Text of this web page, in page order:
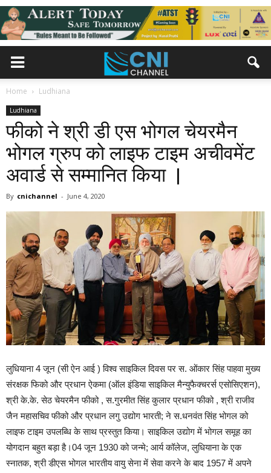
Home Ludhiana
Ludhiana
फीको ने श्री डी एस भोगल चेयरमैन
भोगल ग्रुप को लाइफ टाइम अचीवमेंट
अवार्ड से सम्मानित किया |
By cnichannel - June 4, 2020
लुधियाना 4 जून (सी ऐन आई ) विश्व साइकिल दिवस पर स. ओंकार सिंह पाहवा मुख्य
संरक्षक फिको और प्रधान ऐकमा (ऑल इंडिया साइकिल मैन्युफैक्चरर्स एसोसिएशन),
श्री के.के. सेठ चेयरमैन फीको , स.गुरमीत सिंह कुलार प्रधान फीको , श्री राजीव
जैन महासचिव फीको और प्रधान लगु उद्योग भारती; ने स.धनवंत सिंह भोगल को
लाइफ टाइम उपलब्धि के साथ प्रस्तुत किया। साइकिल उद्योग में भोगल समूह का
योगदान बहुत बड़ा है।04 जून 1930 को जन्मे; आर्य कॉलेज, लुधियाना के एक
स्नातक, श्री डीएस भोगल भारतीय वायु सेना में सेवा करने के बाद 1957 में अपने